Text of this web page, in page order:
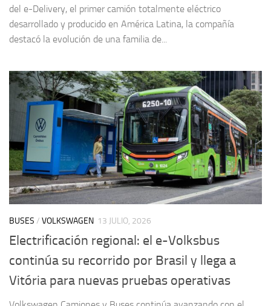
del e-Delivery, el primer camión totalmente eléctrico
desarrollado y producido en América Latina, la compañía
destacó la evolución de una familia de...
BUSES / VOLKSWAGEN 13 JULIO, 2026
Electrificación regional: el e-Volksbus
continúa su recorrido por Brasil y llega a
Vitória para nuevas pruebas operativas